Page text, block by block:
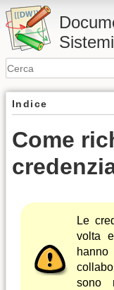
Indice
Come
Le
volta
sono